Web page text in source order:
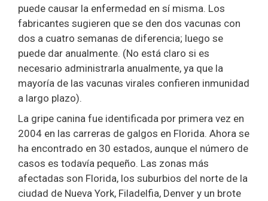
puede causar la enfermedad en sí misma. Los
fabricantes sugieren que se den dos vacunas con
dos a cuatro semanas de diferencia; luego se
puede dar anualmente. (No está claro si es
necesario administrarla anualmente, ya que la
mayoría de las vacunas virales confieren inmunidad
a largo plazo).
La gripe canina fue identificada por primera vez en
2004 en las carreras de galgos en Florida. Ahora se
ha encontrado en 30 estados, aunque el número de
casos es todavía pequeño. Las zonas más
afectadas son Florida, los suburbios del norte de la
ciudad de Nueva York, Filadelfia, Denver y un brote